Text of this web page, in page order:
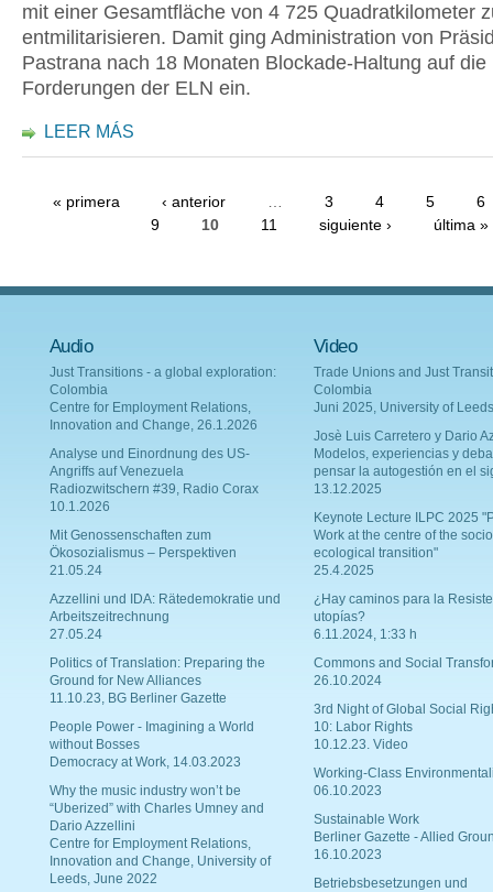
mit einer Gesamtfläche von 4 725 Quadratkilometer
entmilitarisieren. Damit ging Administration von
Pastrana nach 18 Monaten Blockade-Haltung auf die
Forderungen der ELN ein.
LEER MÁS
« primera ‹ anterior … 3 4 5
6
9
10 11 siguiente › última »
Audio
Just Transitions - a global exploration:
Colombia
Centre for Employment Relations,
Innovation and Change, 26.1.2026
Analyse und Einordnung des US-
Angriffs auf Venezuela
Radiozwitschern #39, Radio Corax
10.1.2026
Mit Genossenschaften zum
Ökosozialismus – Perspektiven
21.05.24
Azzellini und IDA: Rätedemokratie und
Arbeitszeitrechnung
27.05.24
Politics of Translation: Preparing the
Ground for New Alliances
11.10.23, BG Berliner Gazette
People Power - Imagining a World
without Bosses
Democracy at Work, 14.03.2023
Why the music industry won’t be
“Uberized” with Charles Umney and
Dario Azzellini
Centre for Employment Relations,
Innovation and Change, University of
Leeds, June 2022
Video
Trade Unions and Just
Colombia
Juni 2025, University of Leeds
Josè Luis Carretero y Dario
Modelos, experiencias y
pensar la autogestión en el
13.12.2025
Keynote Lecture ILPC 2025
Work at the centre of the
ecological transition"
25.4.2025
¿Hay caminos para la
utopías?
6.11.2024, 1:33 h
Commons and Social
26.10.2024
3rd Night of Global Social
10: Labor Rights
10.12.23. Video
Working-Class
06.10.2023
Sustainable Work
Berliner Gazette - Allied
16.10.2023
Betriebsbesetzungen und